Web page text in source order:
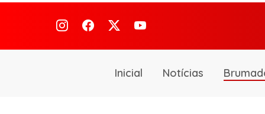
Inicial Notícias